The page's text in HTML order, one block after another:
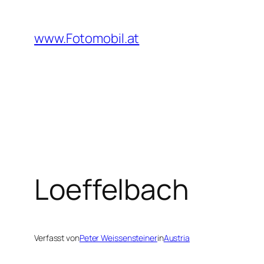
springen
www.Fotomobil.at
Loeffelbach
Verfasst vonPeter WeissensteinerinAustria